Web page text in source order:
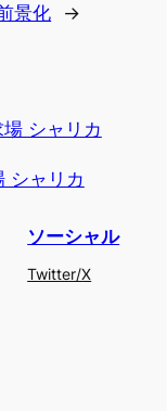
景化
→
シャリカ
ソーシャル
Twitter/X